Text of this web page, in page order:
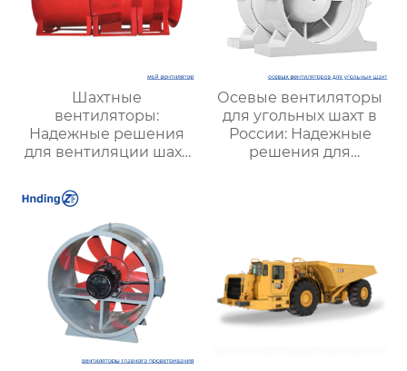
Шахтные
вентиляторы:
Надежные решения
для вентиляции шахт
| Купить с доставкой
Осевые вентиляторы
для угольных шахт в
России: Надежные
решения для